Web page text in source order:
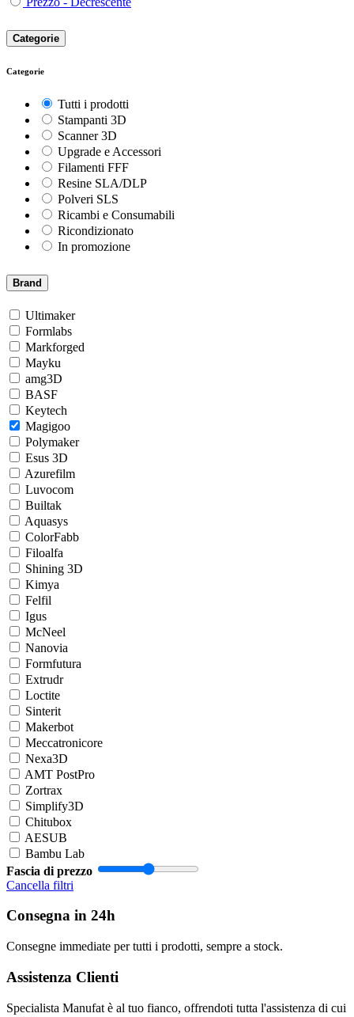
Categorie
Categorie
Tutti i prodotti
Stampanti 3D
Scanner 3D
Upgrade e Accessori
Filamenti FFF
Resine SLA/DLP
Polveri SLS
Ricambi e Consumabili
Ricondizionato
In promozione
Brand
Ultimaker
Formlabs
Markforged
Mayku
amg3D
BASF
Keytech
Magigoo
Polymaker
Esus 3D
Azurefilm
Luvocom
Builtak
Aquasys
ColorFabb
Filoalfa
Shining 3D
Kimya
Felfil
Igus
McNeel
Nanovia
Formfutura
Extrudr
Loctite
Sinterit
Makerbot
Meccatronicore
Nexa3D
AMT PostPro
Zortrax
Simplify3D
Chitubox
AESUB
Bambu Lab
Fascia di prezzo
Cancella filtri
Consegna in 24h
Consegne immediate per tutti i prodotti, sempre a stock.
Assistenza Clienti
Specialista Manufat è al tuo fianco, offrendoti tutta l'assistenza di cui